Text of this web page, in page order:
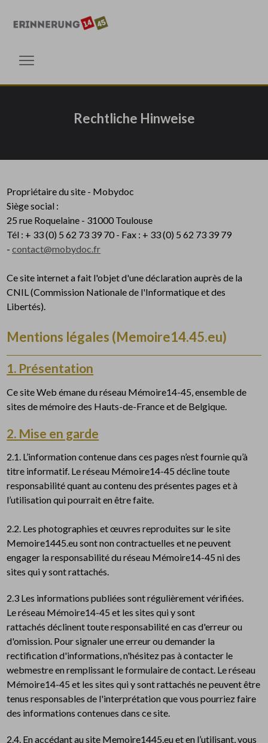
Gehen Sie direkt zum Inhalt
Gehen Sie direkt zum Inhalt
Menü öffnen
Rechtliche Hinweise
Propriétaire du site - Mobydoc
Siège social :
25 rue Roquelaine - 31000 Toulouse
Tél : + 33 (0) 5 62 73 39 70 - Fax : + 33 (0) 5 62 73 39 79
-contact@mobydoc.fr
Ce site internet a fait l'objet d'une déclaration auprès de la
CNIL (Commission Nationale de l'Informatique et des
Libertés).
Mentions légales (Memoire14.45.eu)
1. Présentation
Ce site Web émane du réseau Mémoire14-45, ensemble de
sites de mémoire des Hauts-de-France et de Belgique.
2. Mise en garde
2.1. L’information contenue dans ces pages n’est fournie qu’à
titre informatif. Le réseau Mémoire14-45 décline toute
responsabilité quant au contenu des présentes pages et à
l’utilisation qui pourrait en être faite.
2.2. Les photographies et œuvres reproduites sur le site
Memoire1445.eu sont non contractuelles et ne peuvent
engager la responsabilité du réseau Mémoire14-45 ni des
sites qui y sont rattachés.
2.3 Les informations publiées sont régulièrement vérifiées.
Le réseau Mémoire14-45 et les sites qui y sont
rattachés déclinent toute responsabilité en cas d'erreur ou
d'omission. Pour signaler une erreur ou demander la
rectification d'informations, n'hésitez pas à contacter le
webmestre en remplissant le formulaire de contact. Le réseau
Mémoire14-45 et les sites qui y sont rattachés ne peuvent être
tenus responsables de l'interprétation que vous pourriez faire
des informations contenues dans ce site.
2.4. En accédant au site Memoire1445.eu et en l’utilisant, vous